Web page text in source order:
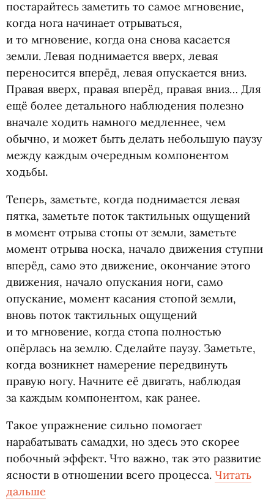
постарайтесь заметить то самое мгновение,
когда нога начинает отрываться,
и то мгновение, когда она снова касается
земли. Левая поднимается вверх, левая
переносится вперёд, левая опускается вниз.
Правая вверх, правая вперёд, правая вниз… Для
ещё более детального наблюдения полезно
вначале ходить намного медленнее, чем
обычно, и может быть делать небольшую паузу
между каждым очередным компонентом
ходьбы.
Теперь, заметьте, когда поднимается левая
пятка, заметьте поток тактильных ощущений
в момент отрыва стопы от земли, заметьте
момент отрыва носка, начало движения ступни
вперёд, само это движение, окончание этого
движения, начало опускания ноги, само
опускание, момент касания стопой земли,
вновь поток тактильных ощущений
и то мгновение, когда стопа полностью
опёрлась на землю. Сделайте паузу. Заметьте,
когда возникнет намерение передвинуть
правую ногу. Начните её двигать, наблюдая
за каждым компонентом, как ранее.
Такое упражнение сильно помогает
нарабатывать самадхи, но здесь это скорее
побочный эффект. Что важно, так это развитие
ясности в отношении всего процесса. Читать
дальше